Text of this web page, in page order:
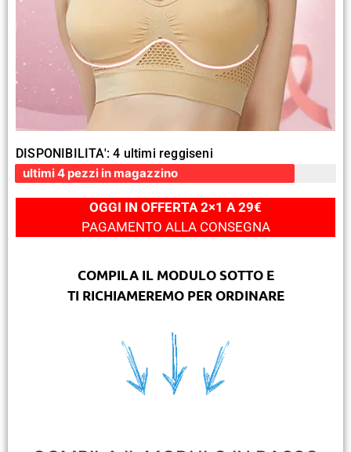
DISPONIBILITA': 4 ultimi reggiseni
ultimi 4 pezzi in magazzino
OGGI IN OFFERTA 2×1 A 29€
PAGAMENTO ALLA CONSEGNA
COMPILA IL MODULO SOTTO E
TI RICHIAMEREMO PER ORDINARE